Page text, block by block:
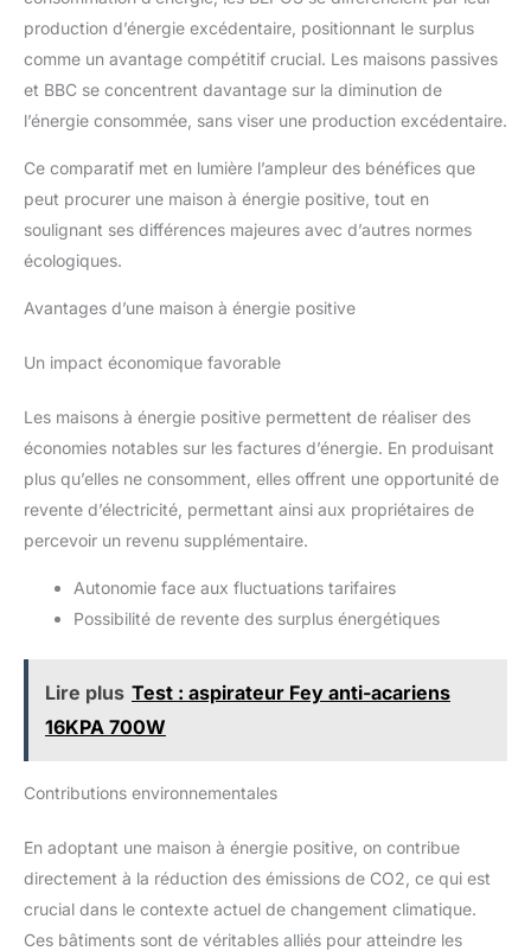
production d’énergie excédentaire, positionnant le surplus
comme un avantage compétitif crucial. Les maisons passives
et BBC se concentrent davantage sur la diminution de
l’énergie consommée, sans viser une production excédentaire.
Ce comparatif met en lumière l’ampleur des bénéfices que
peut procurer une maison à énergie positive, tout en
soulignant ses différences majeures avec d’autres normes
écologiques.
Avantages d’une maison à énergie positive
Un impact économique favorable
Les maisons à énergie positive permettent de réaliser des
économies notables sur les factures d’énergie. En produisant
plus qu’elles ne consomment, elles offrent une opportunité de
revente d’électricité, permettant ainsi aux propriétaires de
percevoir un revenu supplémentaire.
Autonomie face aux fluctuations tarifaires
Possibilité de revente des surplus énergétiques
Lire plus Test : aspirateur Fey anti-acariens
16KPA 700W
Contributions environnementales
En adoptant une maison à énergie positive, on contribue
directement à la réduction des émissions de CO2, ce qui est
crucial dans le contexte actuel de changement climatique.
Ces bâtiments sont de véritables alliés pour atteindre les